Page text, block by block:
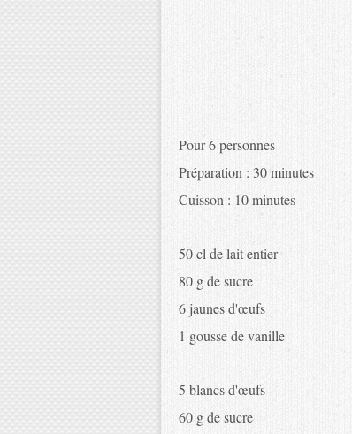
Pour 6 personnes
Préparation : 30 minutes
Cuisson : 10 minutes
50 cl de lait entier
80 g de sucre
6 jaunes d'œufs
1 gousse de vanille
5 blancs d'œufs
60 g de sucre